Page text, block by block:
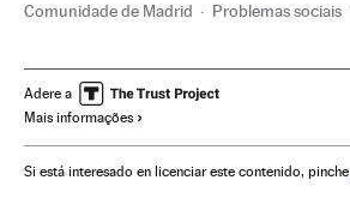
Comunidade de Madrid Problemas sociais
Mendicidade Pobreza Atlético Madrid
Times esportes
Competições Esportes
Adere a
Mais informações
Si está interesado en licenciar este contenido, pinche